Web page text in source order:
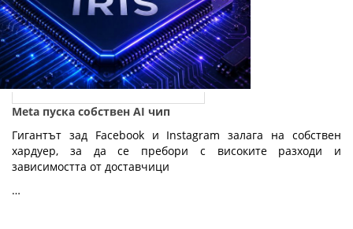
Meta пуска собствен AI чип
Гигантът зад Facebook и Instagram залага на собствен
хардуер, за да се пребори с високите разходи и
зависимостта от доставчици
…